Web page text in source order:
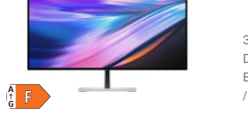
Multimediálne monitory
Dokonalé zobrazenie Vašich
Pri práci s multimédiami je dôležité,
a špičkovými technológiami, ktoré sa